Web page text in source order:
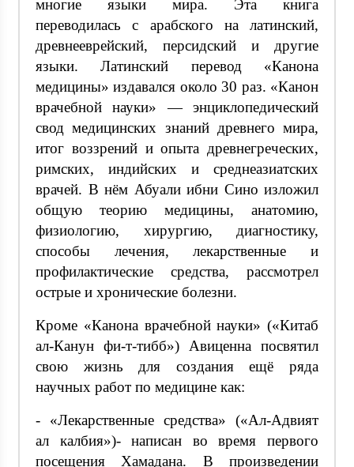
многие языки мира. Эта книга
переводилась с арабского на латинский,
древнееврейский, персидский и другие
языки. Латинский перевод «Канона
медицины» издавался около 30 раз. «Канон
врачебной науки» — энциклопедический
свод медицинских знаний древнего мира,
итог воззрений и опыта древнегреческих,
римских, индийских и среднеазиатских
врачей. В нём Абуали ибни Сино изложил
общую теорию медицины, анатомию,
физиологию, хирургию, диагностику,
способы лечения, лекарственные и
профилактические средства, рассмотрел
острые и хронические болезни.
Кроме «Канона врачебной науки» («Китаб
ал-Канун фи-т-тибб») Авиценна посвятил
свою жизнь для создания ещё ряда
научных работ по медицине как:
- «Лекарственные средства» («Ал-Адвият
ал калбия»)- написан во время первого
посещения Хамадана. В произведении